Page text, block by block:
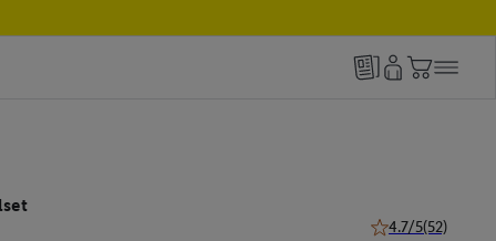
4.7/5(52)